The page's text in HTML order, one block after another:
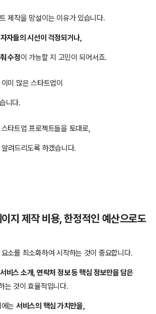
제작을 망설이는 이유가 있습니다.
자들의 시선이 걱정되거나,
수정이 가능할 지 고민이 되어서죠.
미 많은 스타트업이
니다.
타트업 프로젝트들을 토대로,
알려드리도록 하겠습니다.
지 제작 비용, 한정적인 예산으로도
소를 최소화하여 시작하는 것이 중요합니다.
비스 소개, 연락처 정보 등 핵심 정보만을 담은
는 것이 효율적입니다.
는 서비스의 핵심 가치만을,